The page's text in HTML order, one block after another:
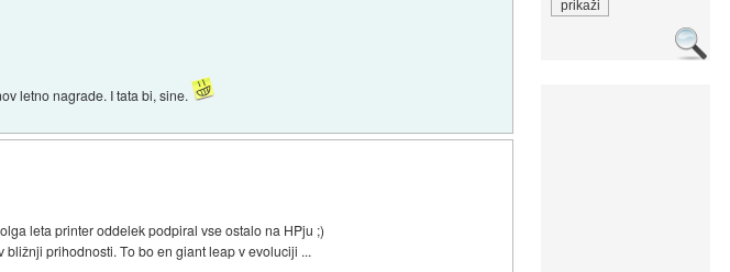
letno nagrade. I tata bi, sine.
leta printer oddelek podpiral vse ostalo na HPju ;)
prihodnosti. To bo en giant leap v evoluciji ...